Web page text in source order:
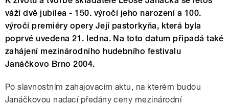
váží dvě jubilea - 150. výročí jeho narození a 100.
výročí premiéry opery Její pastorkyňa, která byla
poprvé uvedena 21. ledna. Na toto datum připadá také
zahájení mezinárodního hudebního festivalu
Janáčkovo Brno 2004.
Po slavnostním zahajovacím aktu, na kterém budou
Janáčkovou nadací předány ceny mezinárodní